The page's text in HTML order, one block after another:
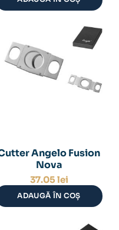
Angelo Fusion
Nova
37.05 lei
ADAUGĂ ÎN COȘ